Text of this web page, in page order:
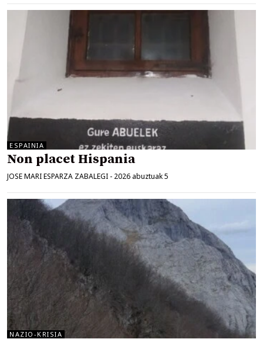
ESPAINIA
Non placet Hispania
JOSE MARI ESPARZA ZABALEGI - 2026 abuztuak 5
NAZIO-KRISIA